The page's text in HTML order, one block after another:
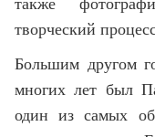
также
творческий
Большим другом
многих лет был
один из самых